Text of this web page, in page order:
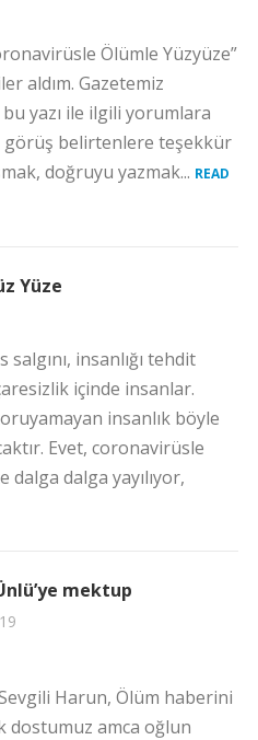
Ölümle Yüzyüze”
aldım. Gazetemiz
yazı ile ilgili yorumlara
görüş belirtenlere teşekkür
doğruyu yazmak... READ
Yüze
insanlığı tehdit
içinde insanlar.
insanlık böyle
Evet, coronavirüsle
dalga yayılıyor,
mektup
Harun, Ölüm haberini
dostumuz amca oğlun